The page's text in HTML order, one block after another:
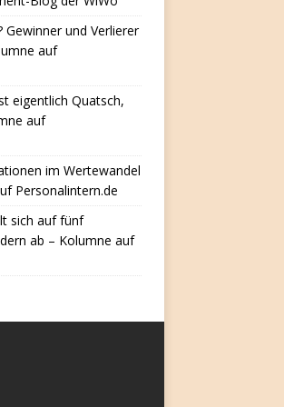
und Verlierer
auf
eigentlich Quatsch,
auf
im Wertewandel
Personalintern.de
sich auf fünf
ab – Kolumne auf